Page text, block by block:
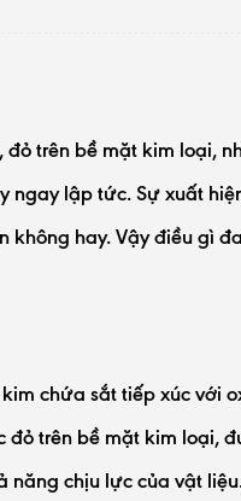
trên bề mặt kim loại,
lập tức. Sự xuất
không hay. Vậy điều gì
chứa sắt tiếp xúc với
trên bề mặt kim loại,
năng chịu lực của vật